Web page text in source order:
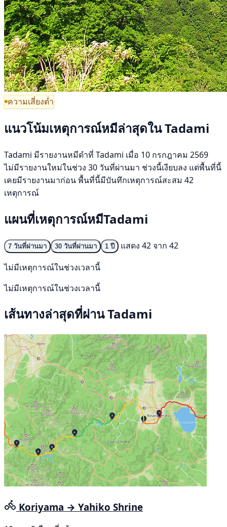
ความเสี่ยงต่ำ
แนวโน้มเหตุการณ์หมีล่าสุดใน Tadami
Tadami มีรายงานหมีดำที่ Tadami เมื่อ 10 กรกฎาคม 2569
ไม่มีรายงานใหม่ในช่วง 30 วันที่ผ่านมา ช่วงนี้เงียบลง แต่พื้นที่นี้
เคยมีรายงานมาก่อน พื้นที่นี้มีบันทึกเหตุการณ์สะสม 42
เหตุการณ์
แผนที่เหตุการณ์หมีTadami
7 วันที่ผ่านมา 30 วันที่ผ่านมา 1 ปี
แสดง 42 จาก 42
ไม่มีเหตุการณ์ในช่วงเวลานี้
ไม่มีเหตุการณ์ในช่วงเวลานี้
เส้นทางล่าสุดที่ผ่าน Tadami
Koriyama → Yahiko Shrine